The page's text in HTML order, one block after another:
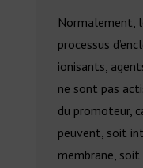
Normalement,
processus
ionisants,
ne sont pas
du promoteur,
peuvent, soit
membrane, soit